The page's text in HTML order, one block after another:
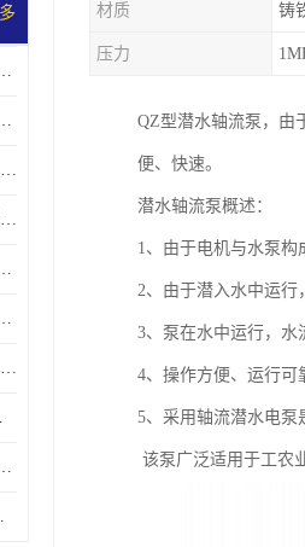
矿山抢险泵 大流量卧式安装 可提供定制
变频 井用潜水电泵供应 能耗低 工厂批发
不锈钢潜海水泵 耐盐碱腐蚀 大流量 立式卧式下吸式安装 厂家定制
津奥特 全铜电机 异步交流低压潜水电机 运行稳定售后质保 致电咨询
材质 大流量 变频抽水泵 厂家质保售后
锈钢 130直径油泵 高温深井泵 津奥特
津奥特 河道用漂浮式潜水泵 不锈钢泵轴 大口径大流量 产品可定制
特泵业
沙泵 大功率 深水施工作业 型号可定制
奥特泵业
材质 铸
压力
QZ型潜水轴流泵，由
便、快速。
潜水轴流泵概述：
1、由于电机与水泵
2、由于潜入水中运行
3、泵在水中运行，水
4、操作方便、运行可
5、采用轴流潜水电泵
该泵广泛适用于工农